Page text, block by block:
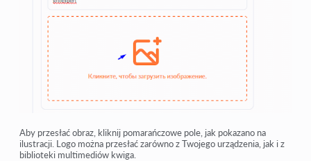
Aby przesłać obraz, kliknij pomarańczowe pole, jak pokazano na
ilustracji. Logo można przesłać zarówno z Twojego urządzenia, jak i z
biblioteki multimediów kwiga.